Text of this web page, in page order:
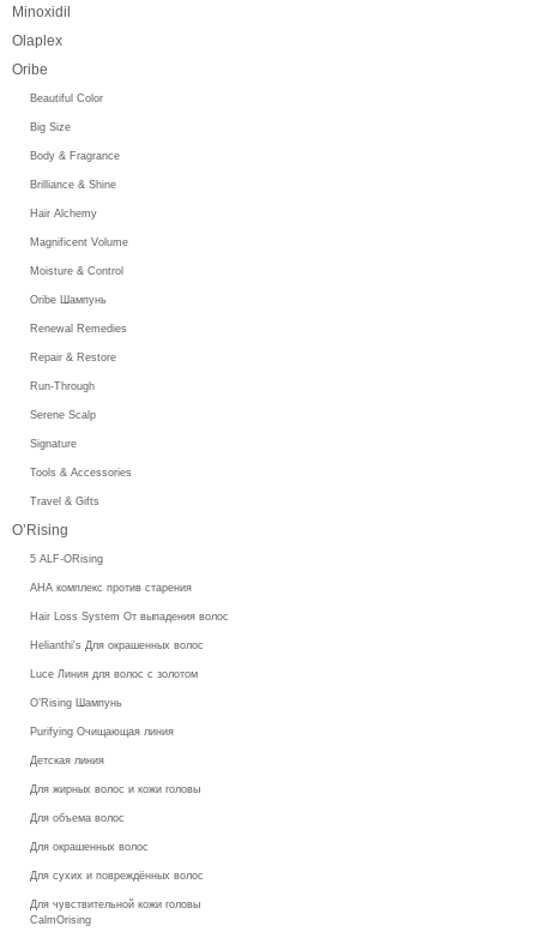
Minoxidil
Olaplex
Oribe
Beautiful Color
Big Size
Body & Fragrance
Brilliance & Shine
Hair Alchemy
Magnificent Volume
Moisture & Control
Oribe Шампунь
Renewal Remedies
Repair & Restore
Run-Through
Serene Scalp
Signature
Tools & Accessories
Travel & Gifts
O’Rising
5 ALF-ORising
AHA комплекс против старения
Hair Loss System От выпадения волос
Helianthi's Для окрашенных волос
Luce Линия для волос с золотом
O’Rising Шампунь
Purifying Очищающая линия
Детская линия
Для жирных волос и кожи головы
Для объема волос
Для окрашенных волос
Для сухих и повреждённых волос
Для чувствительной кожи головы
CalmOrising